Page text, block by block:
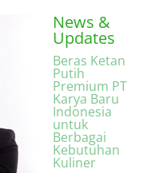
News &
Updates
Beras Ketan
Putih
Premium PT
Karya Baru
Indonesia
untuk
Berbagai
Kebutuhan
Kuliner